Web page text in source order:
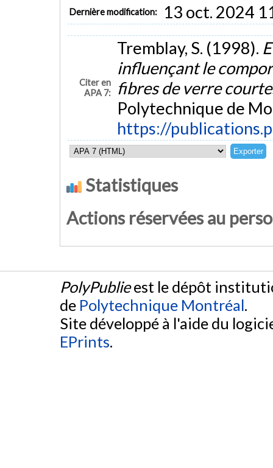
Dernière modification: 13 oct. 2024
Citer en
APA 7:
Tremblay, S. (1998).
influençant le
fibres de verre
Polytechnique de
https://
Statistiques
Actions réservées au
PolyPublieest le dépôt
de Polytechnique Montréal.
Site développé à l'aide du
EPrints.